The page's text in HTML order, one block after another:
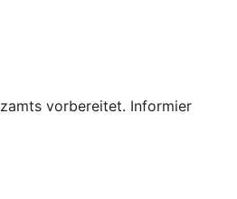
vorbereitet. Informier